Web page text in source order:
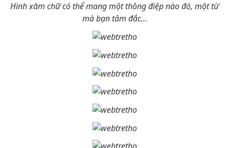
Hình xăm chữ có thể mang một thông điệp nào đó, một từ
mà bạn tâm đắc...